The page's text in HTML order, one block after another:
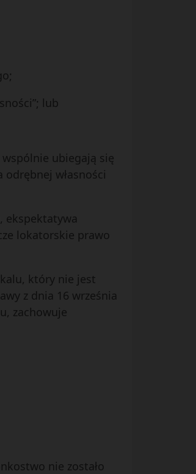
lub
ubiegają się
własności
ekspektatywa
lokatorskie prawo
który nie jest
z dnia 16 września
zachowuje
nie zostało